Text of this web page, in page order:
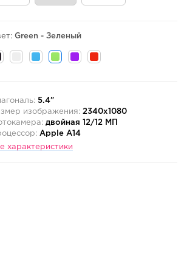
Green - Зеленый
5.4"
изображения: 2340x1080
двойная 12/12 МП
Apple A14
характеристики